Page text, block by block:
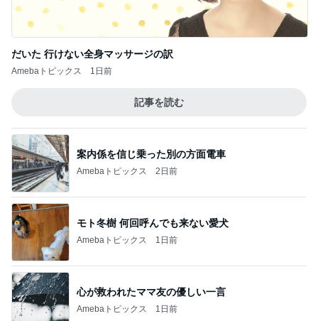
だいた 行けない全身マッサージの訳
Amebaトピックス 1日前
記事を読む
案内係を信じ乗った別の方面電車
Amebaトピックス 2日前
モト冬樹 何回呼んでも来ない愛犬
Amebaトピックス 1日前
心が救われたママ友の優しい一言
Amebaトピックス 1日前